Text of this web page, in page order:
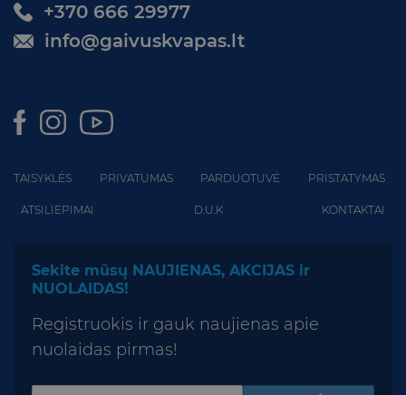
+370 666 29977
info@gaivuskvapas.lt
TAISYKLĖS PRIVATUMAS PARDUOTUVĖ PRISTATYMAS
ATSILIEPIMAI D.U.K KONTAKTAI
Sekite mūsų NAUJIENAS, AKCIJAS ir
NUOLAIDAS!
Registruokis ir gauk naujienas apie
nuolaidas pirmas!